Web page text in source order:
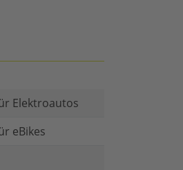
Elektroautos
eBikes